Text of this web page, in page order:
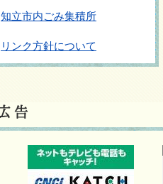
知立市内ごみ集積所
リンク方針について